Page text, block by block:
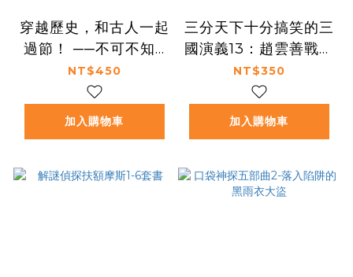
穿越歷史，和古人一起
過節！ ──不可不知9
大傳統節日裡的歷史文
化
NT$450
加入購物車
三分天下十分搞笑的三
國演義13：趙雲善戰／
疑兵破曹操／關羽取襄
陽──爆笑中學英雄智
慧
NT$350
加入購物車